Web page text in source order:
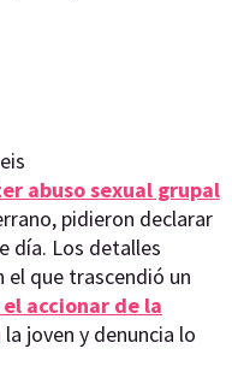
abuso sexual grupal
pidieron declarar
día. Los detalles
que trascendió un
accionar de la
la joven y denuncia lo